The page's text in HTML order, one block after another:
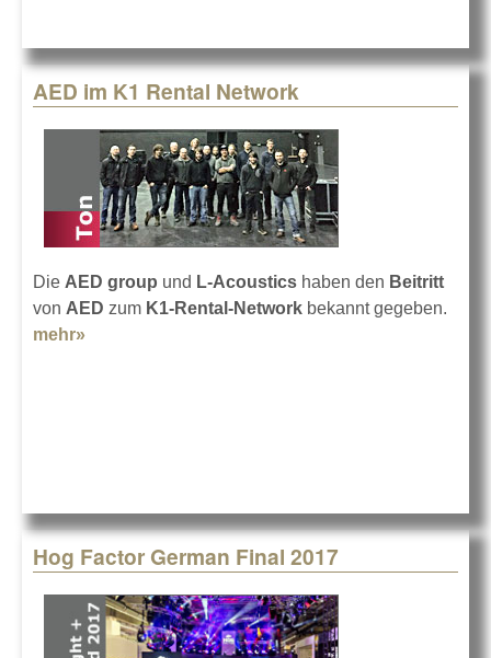
AED im K1 Rental Network
Die AED group und L-Acoustics haben den Beitritt
von AED zum K1-Rental-Network bekannt gegeben.
mehr»
Hog Factor German Final 2017